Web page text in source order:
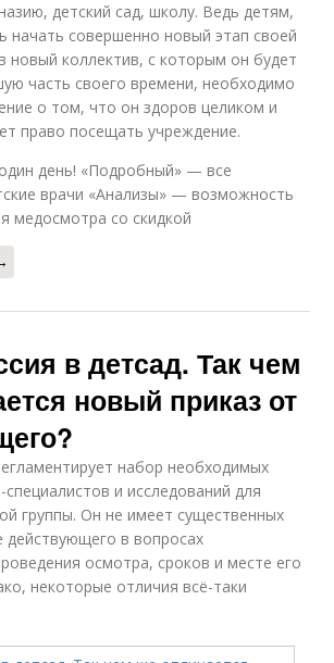
детский сад, школу. Ведь детям,
начать совершенно новый этап своей
новый коллектив, с которым он будет
часть своего времени, необходимо
о том, что он здоров целиком и
право посещать учреждение.
день! «Подробный» — все
врачи «Анализы» — возможность
медосмотра со скидкой
в детсад. Так чем
новый приказ от
набор необходимых
и исследований для
группы. Он не имеет существенных
действующего в вопросах
осмотра, сроков и месте его
некоторые отличия всё-таки